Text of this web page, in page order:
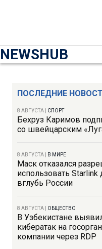
NEWSHUB
ПОСЛЕДНИЕ
8 АВГУСТА СПОРТ
Бехруз Каримов
со швейцарским
8 АВГУСТА В МИРЕ
Маск отказался
использовать Starlink
вглубь России
8 АВГУСТА ОБЩЕСТВО
В Узбекистане
кибератак на
компании через RDP